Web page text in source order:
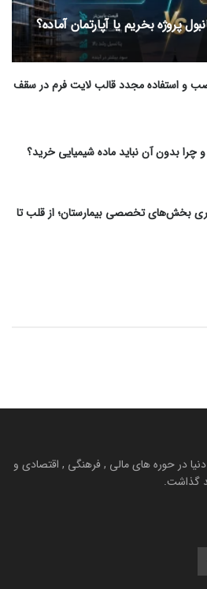
پروژه بخریم یا آپارتمان آماده؟
و استفاده مجدد قالب لایت فرم در سقف
بخش‌های تخصصی بیمارستان؛ از قلب تا
دنیا در حوره های مالی , فرهنگی , اقتصادی و
گذاشت.